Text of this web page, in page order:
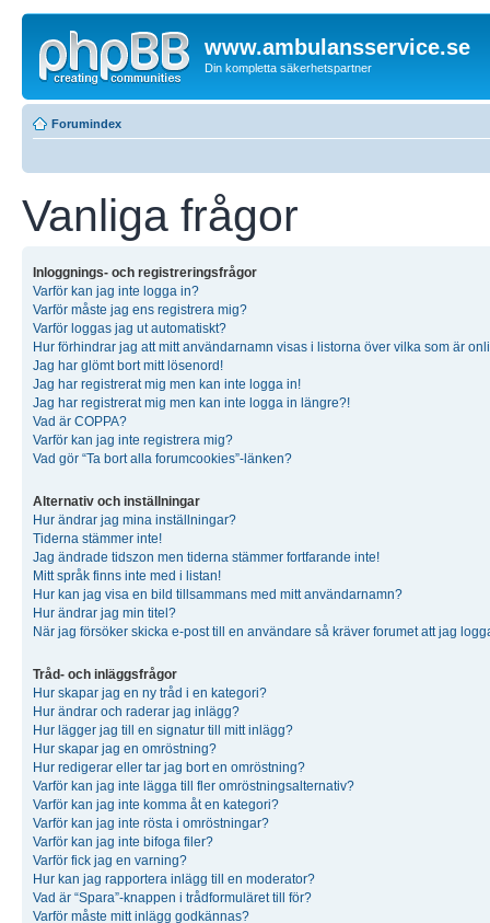
www.ambulansservice.se
Din kompletta säkerhetspartner
Forumindex
Vanliga frågor
Inloggnings- och registreringsfrågor
Varför kan jag inte logga in?
Varför måste jag ens registrera mig?
Varför loggas jag ut automatiskt?
Hur förhindrar jag att mitt användarnamn visas i listorna över vilka som är
Jag har glömt bort mitt lösenord!
Jag har registrerat mig men kan inte logga in!
Jag har registrerat mig men kan inte logga in längre?!
Vad är COPPA?
Varför kan jag inte registrera mig?
Vad gör “Ta bort alla forumcookies”-länken?
Alternativ och inställningar
Hur ändrar jag mina inställningar?
Tiderna stämmer inte!
Jag ändrade tidszon men tiderna stämmer fortfarande inte!
Mitt språk finns inte med i listan!
Hur kan jag visa en bild tillsammans med mitt användarnamn?
Hur ändrar jag min titel?
När jag försöker skicka e-post till en användare så kräver forumet att jag
Tråd- och inläggsfrågor
Hur skapar jag en ny tråd i en kategori?
Hur ändrar och raderar jag inlägg?
Hur lägger jag till en signatur till mitt inlägg?
Hur skapar jag en omröstning?
Hur redigerar eller tar jag bort en omröstning?
Varför kan jag inte lägga till fler omröstningsalternativ?
Varför kan jag inte komma åt en kategori?
Varför kan jag inte rösta i omröstningar?
Varför kan jag inte bifoga filer?
Varför fick jag en varning?
Hur kan jag rapportera inlägg till en moderator?
Vad är “Spara”-knappen i trådformuläret till för?
Varför måste mitt inlägg godkännas?